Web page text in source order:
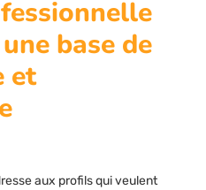
base de
et
aux profils qui veulent